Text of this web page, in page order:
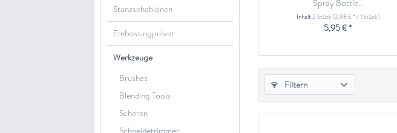
Stanzschablonen
Embossingpulver
Werkzeuge
Brushes
Blending Tools
Scheren
Spray Bottle...
Inhalt2 Stück(2,98 € * / 1 Stück)
5,95 € *
Filtern